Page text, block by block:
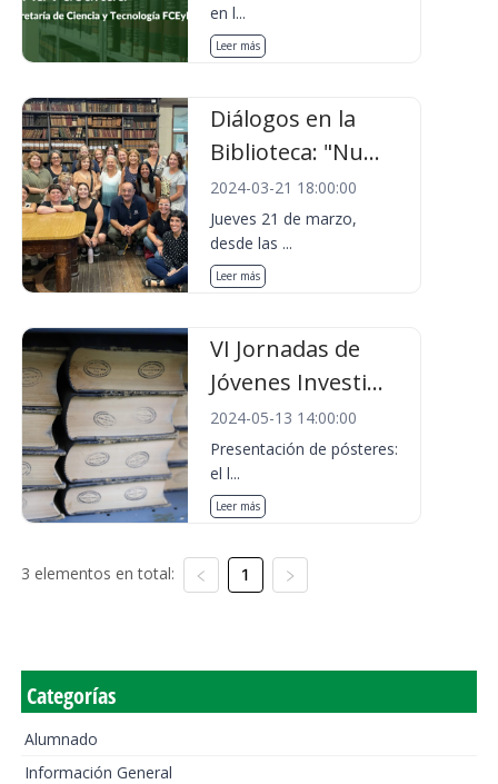
en l...
Leer más
Diálogos en la
Biblioteca: "Nu...
2024-03-21 18:00:00
Jueves 21 de marzo,
desde las ...
Leer más
VI Jornadas de
Jóvenes Investi...
2024-05-13 14:00:00
Presentación de pósteres:
el l...
Leer más
3 elementos en total: 1
Categorías
Alumnado
Información General